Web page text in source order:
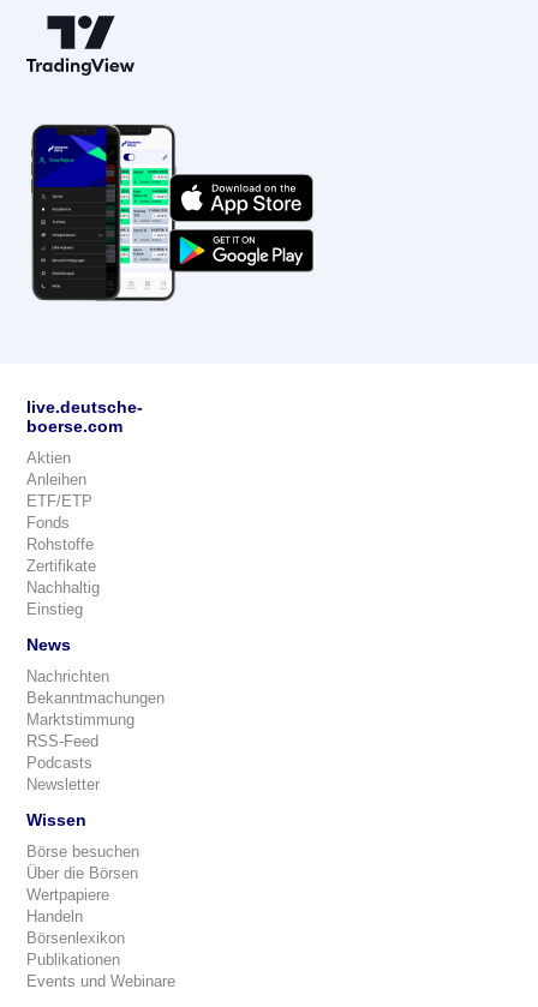
live.deutsche-
boerse.com
Aktien
Anleihen
ETF/ETP
Fonds
Rohstoffe
Zertifikate
Nachhaltig
Einstieg
News
Nachrichten
Bekanntmachungen
Marktstimmung
RSS-Feed
Podcasts
Newsletter
Wissen
Börse besuchen
Über die Börsen
Wertpapiere
Handeln
Börsenlexikon
Publikationen
Events und Webinare